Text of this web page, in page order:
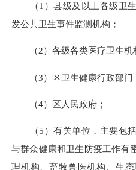
（1）县级及以上各级卫生
发公共卫生事件监测机构；
（2）各级各类医疗卫生机
（3）区卫生健康行政部门
（4）区人民政府；
（5）有关单位，主要包括
与群众健康和卫生防疫工作有
理机构、畜牧兽医机构、生